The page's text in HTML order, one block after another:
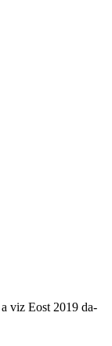
viz Eost 2019 da-